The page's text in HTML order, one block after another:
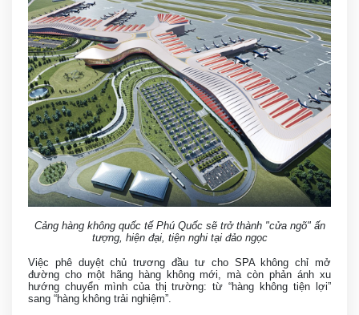
Cảng hàng không quốc tế Phú Quốc sẽ trở thành "cửa ngõ" ấn
tượng, hiện đại, tiện nghi tại đảo ngọc
Việc phê duyệt chủ trương đầu tư cho SPA không chỉ mở
đường cho một hãng hàng không mới, mà còn phản ánh xu
hướng chuyển mình của thị trường: từ “hàng không tiện lợi”
sang “hàng không trải nghiệm”.